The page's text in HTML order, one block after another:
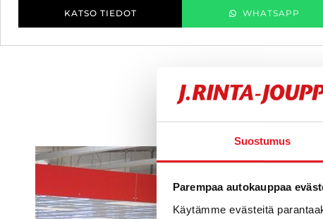
Suostumus
Parempaa autokauppaa
Käytämme evästeitä
KATSO TIEDOT WHATSAPP